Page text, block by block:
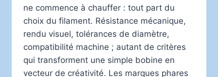
ne commence à chauffer : tout part du
choix du filament. Résistance mécanique,
rendu visuel, tolérances de diamètre,
compatibilité machine ; autant de critères
qui transforment une simple bobine en
vecteur de créativité. Les marques phares